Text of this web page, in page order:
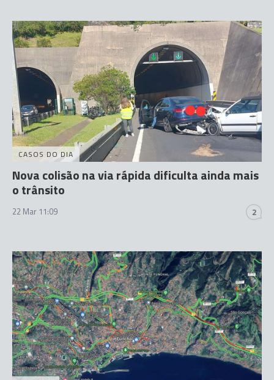
CASOS DO DIA
Nova colisão na via rápida dificulta ainda mais
o trânsito
22 Mar 11:09 2